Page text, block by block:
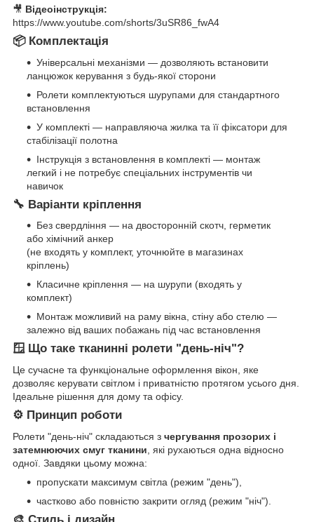
🎥 Відеоінструкція:
https://www.youtube.com/shorts/3uSR86_fwA4
📦 Комплектація
Універсальні механізми — дозволяють встановити
ланцюжок керування з будь-якої сторони
Ролети комплектуються шурупами для стандартного
встановлення
У комплекті — направляюча жилка та її фіксатори для
стабілізації полотна
Інструкція з встановлення в комплекті — монтаж
легкий і не потребує спеціальних інструментів чи
навичок
🔧 Варіанти кріплення
Без свердління — на двосторонній скотч, герметик
або хімічний анкер
(не входять у комплект, уточнюйте в магазинах
кріплень)
Класичне кріплення — на шурупи (входять у
комплект)
Монтаж можливий на раму вікна, стіну або стелю —
залежно від ваших побажань під час встановлення
🪟 Що таке тканинні ролети "день-ніч"?
Це сучасне та функціональне оформлення вікон, яке
дозволяє керувати світлом і приватністю протягом усього дня.
Ідеальне рішення для дому та офісу.
⚙️ Принцип роботи
Ролети "день-ніч" складаються з чергування прозорих і
затемнюючих смуг тканини , які рухаються одна відносно
одної. Завдяки цьому можна:
пропускати максимум світла (режим "день"),
частково або повністю закрити огляд (режим "ніч").